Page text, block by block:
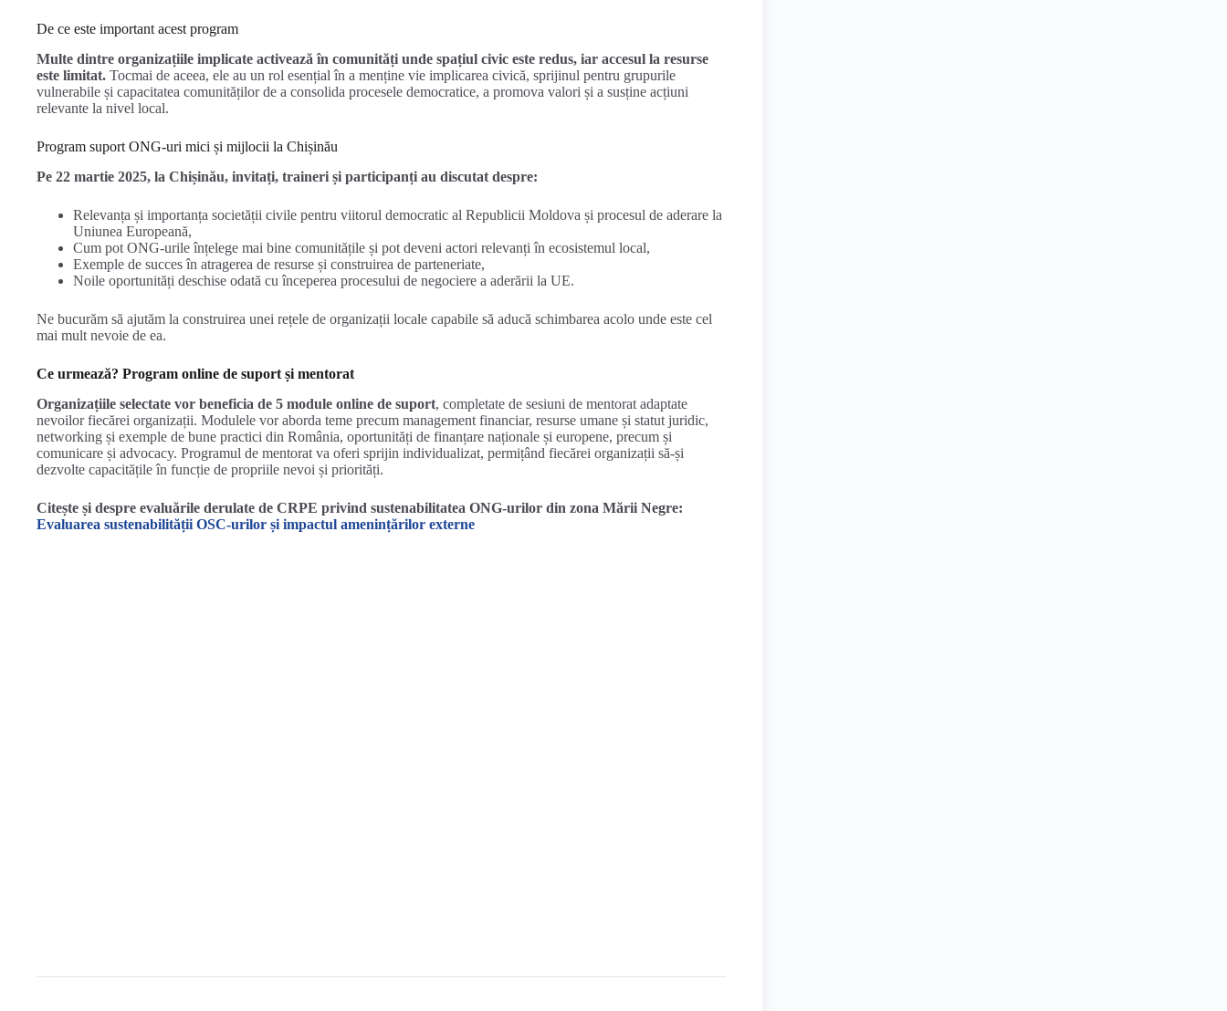
De ce este important acest program
Multe dintre organizațiile implicate activează în comunități unde spațiul civic este redus, iar accesul la resurse
este limitat. Tocmai de aceea, ele au un rol esențial în a menține vie implicarea civică, sprijinul pentru grupurile
vulnerabile și capacitatea comunităților de a consolida procesele democratice, a promova valori și a susține acțiuni
relevante la nivel local.
Program suport ONG-uri mici și mijlocii la Chișinău
Pe 22 martie 2025, la Chișinău, invitați, traineri și participanți au discutat despre:
Relevanța și importanța societății civile pentru viitorul democratic al Republicii Moldova și procesul de aderare la
Uniunea Europeană,
Cum pot ONG-urile înțelege mai bine comunitățile și pot deveni actori relevanți în ecosistemul local,
Exemple de succes în atragerea de resurse și construirea de parteneriate,
Noile oportunități deschise odată cu începerea procesului de negociere a aderării la UE.
Ne bucurăm să ajutăm la construirea unei rețele de organizații locale capabile să aducă schimbarea acolo unde este cel
mai mult nevoie de ea.
Ce urmează? Program online de suport și mentorat
Organizațiile selectate vor beneficia de 5 module online de suport, completate de sesiuni de mentorat adaptate
nevoilor fiecărei organizații. Modulele vor aborda teme precum management financiar, resurse umane și statut juridic,
networking și exemple de bune practici din România, oportunități de finanțare naționale și europene, precum și
comunicare și advocacy. Programul de mentorat va oferi sprijin individualizat, permițând fiecărei organizații să-și
dezvolte capacitățile în funcție de propriile nevoi și priorități.
Citește și despre evaluările derulate de CRPE privind sustenabilitatea ONG-urilor din zona Mării Negre:
Evaluarea sustenabilității OSC-urilor și impactul amenințărilor externe